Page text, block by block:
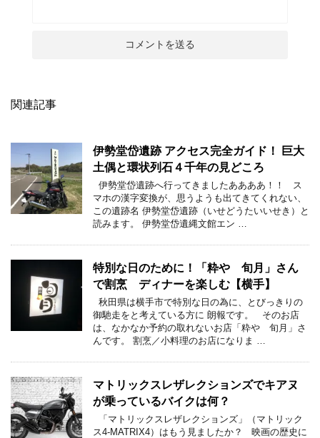
関連記事
伊勢堂岱遺跡 アクセス完全ガイド！ 巨大
土偶と環状列石４千年の見どころ
伊勢堂岱遺跡へ行ってきましたああああ！！ ス
マホの漢字変換が、思うようも出てきてくれない、
この遺跡名 伊勢堂岱遺跡（いせどうたいいせき）と
読みます。 伊勢堂岱遺縄文館エン …
特別な日のために！「粋や 旬月」さん
で割烹 ディナーを楽しむ【横手】
秋田県は横手市で特別な日の為に、とびっきりの
御馳走をと考えている方に 朗報です。 そのお店
は、なかなか予約の取れないお店「粋や 旬月」さ
んです。 割烹／小料理のお店になりま …
マトリックスレザレクションズでキアヌ
が乗っているバイクは何？
「マトリックスレザレクションズ」（マトリック
ス4-MATRIX4）はもう見ましたか？ 映画の歴史に